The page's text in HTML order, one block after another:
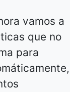
vamos a
que no
para